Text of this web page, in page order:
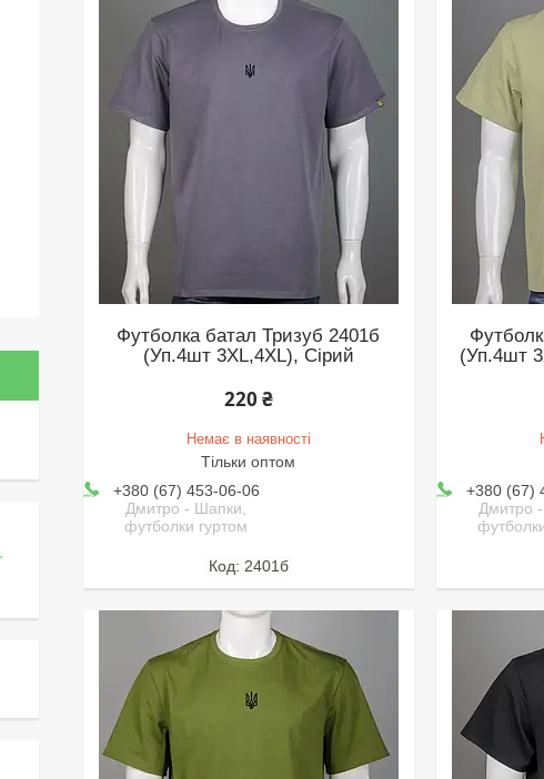
Футболка батал Тризуб 2401б
(Уп.4шт 3XL,4XL), Сірий
220 ₴
Немає в наявності
Тільки оптом
+380 (67) 453-06-06
Дмитро - Шапки,
футболки гуртом
2401б
(Уп.4шт
+380 (67)
Дмитро